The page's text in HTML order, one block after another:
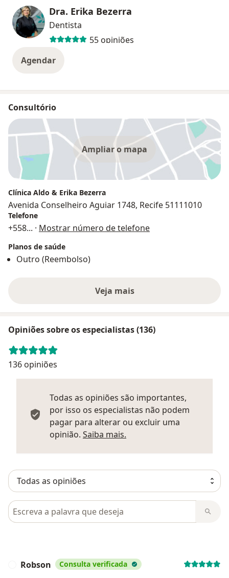
Dra. Erika Bezerra
Dentista
55 opiniões
Agendar
Consultório
Ampliar o mapa
Clínica Aldo & Erika Bezerra
Avenida Conselheiro Aguiar 1748, Recife 51111010
Telefone
+558... · Mostrar número de telefone
Planos de saúde
Outro (Reembolso)
Veja mais
Opiniões sobre os especialistas (136)
136 opiniões
Todas as opiniões são importantes,
por isso os especialistas não podem
pagar para alterar ou excluir uma
opinião. Saiba mais.
Pesquisar em opiniões
Robson Consulta verificada